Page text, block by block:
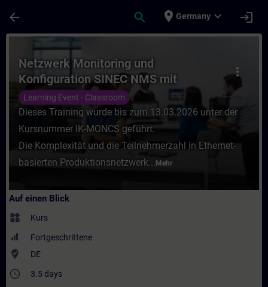
arrow_back search place Germany expand_more login
Kurs - Netzwerk Monitoring und
more_vert
Netzwerk Monitoring und
Konfiguration SINEC NMS mit
SCALANCE (Präsenz-Training)
Learning Event - Classroom
Dieses Training wurde bis zum 13.03.2026 unter der
Kursnummer IK-MONCS geführt.
Die Komplexität und die Teilnehmerzahl in Ethernet-
basierten Produktionsnetzwerk... Mehr
Auf einen Blick
widgets Kurs
Fortgeschrittene
where_to_vote DE
access_time 3.5 days